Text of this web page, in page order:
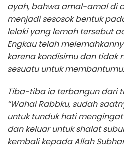
ayah, bahwa amal-amal di
menjadi sesosok bentuk
lelaki yang lemah tersebut
Engkau telah
karena kondisimu dan tidak
sesuatu untuk
Tiba-tiba ia terbangun dari
“Wahai Rabbku, sudah
untuk tunduk hati
dan keluar untuk shalat
kembali kepada Allah